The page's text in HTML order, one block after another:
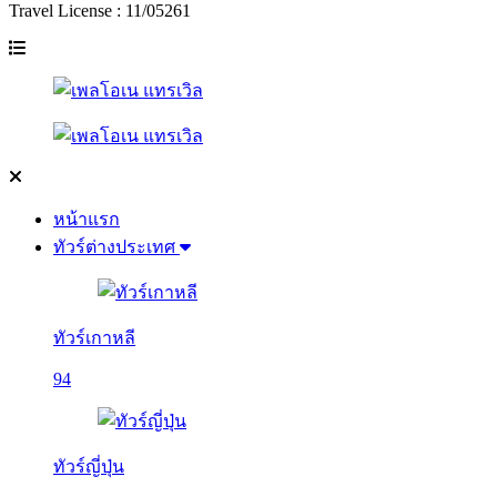
Travel License : 11/05261
หน้าแรก
ทัวร์ต่างประเทศ
ทัวร์เกาหลี
94
ทัวร์ญี่ปุ่น